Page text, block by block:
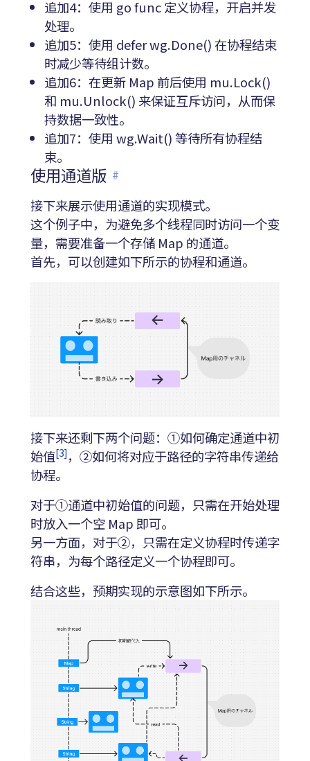
追加4：使用 go func 定义协程，开启并发
处理。
追加5：使用 defer wg.Done() 在协程结束
时减少等待组计数。
追加6：在更新 Map 前后使用 mu.Lock()
和 mu.Unlock() 来保证互斥访问，从而保
持数据一致性。
追加7：使用 wg.Wait() 等待所有协程结
束。
使用通道版 #
接下来展示使用通道的实现模式。
这个例子中，为避免多个线程同时访问一个变
量，需要准备一个存储 Map 的通道。
首先，可以创建如下所示的协程和通道。
接下来还剩下两个问题：①如何确定通道中初
始值[3] ，②如何将对应于路径的字符串传递给
协程。
对于①通道中初始值的问题，只需在开始处理
时放入一个空 Map 即可。
另一方面，对于②，只需在定义协程时传递字
符串，为每个路径定义一个协程即可。
结合这些，预期实现的示意图如下所示。